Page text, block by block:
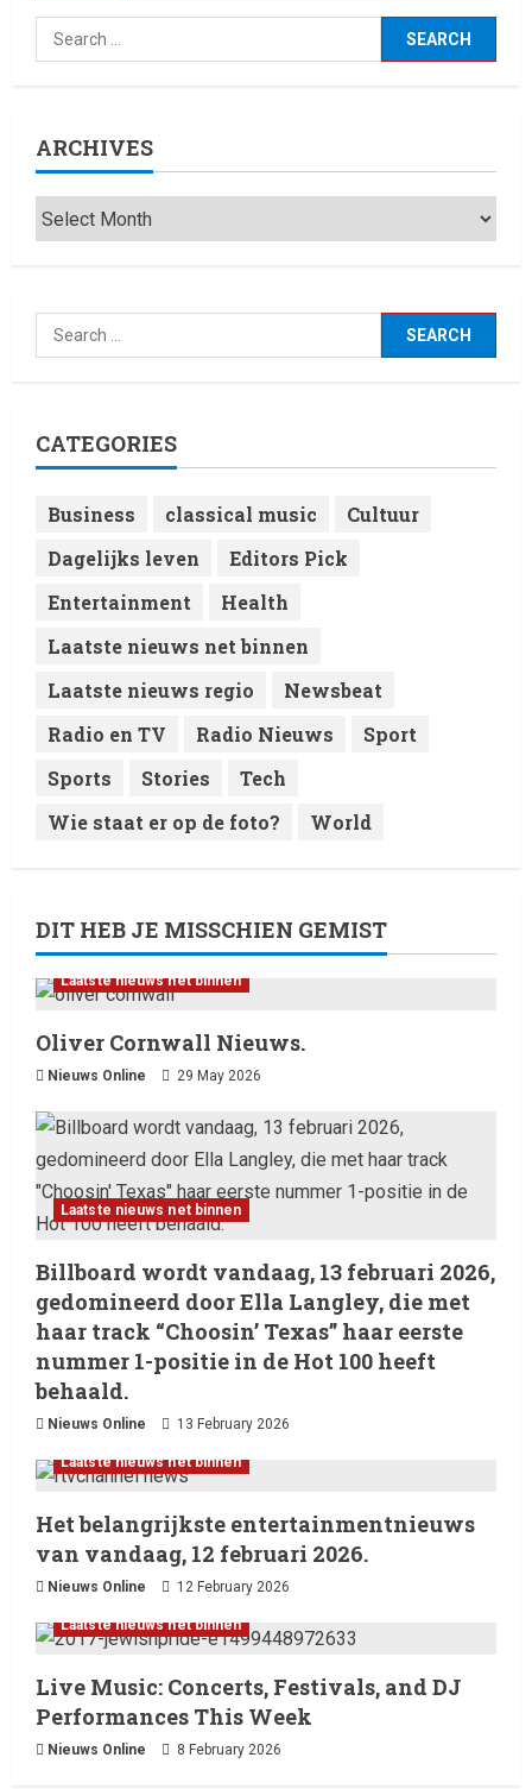
ARCHIVES
CATEGORIES
Business classical music
Cultuur
Dagelijks leven
Editors Pick
Entertainment
Health
Laatste nieuws net binnen
Laatste nieuws regio
Newsbeat
Radio en TV
Radio Nieuws
Sport
Sports
Stories
Tech
Wie staat er op de foto?
World
DIT HEB JE MISSCHIEN GEMIST
Laatste nieuws net binnen
Oliver Cornwall Nieuws.
Nieuws Online 29 May 2026
Laatste nieuws net binnen
Billboard wordt vandaag, 13 februari 2026,
gedomineerd door Ella Langley, die met
haar track “Choosin’ Texas” haar eerste
nummer 1-positie in de Hot 100 heeft
behaald.
Nieuws Online 13 February 2026
Laatste nieuws net binnen
Het belangrijkste entertainmentnieuws
van vandaag, 12 februari 2026.
Nieuws Online 12 February 2026
Laatste nieuws net binnen
Live Music: Concerts, Festivals, and DJ
Performances This Week
Nieuws Online 8 February 2026